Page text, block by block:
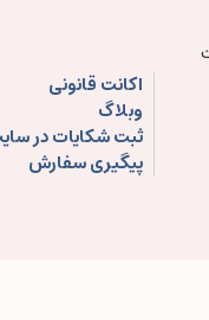
اکانت قانونی
وبلاگ
ثبت شکایات در
پیگیری سفارش